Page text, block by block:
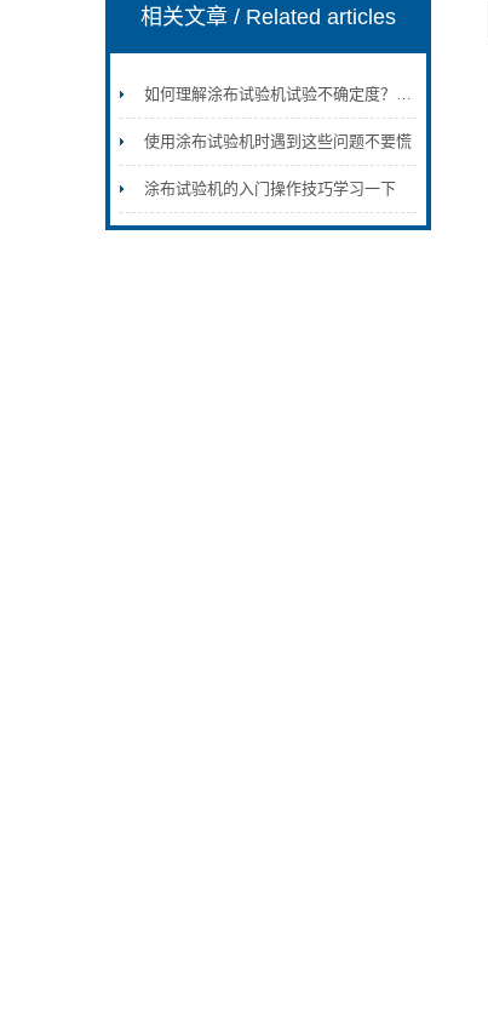
相关文章/ Related articles
如何理解涂布试验机试验不确定度？——原理与影响因素分析
使用涂布试验机时遇到这些问题不要慌
涂布试验机的入门操作技巧学习一下